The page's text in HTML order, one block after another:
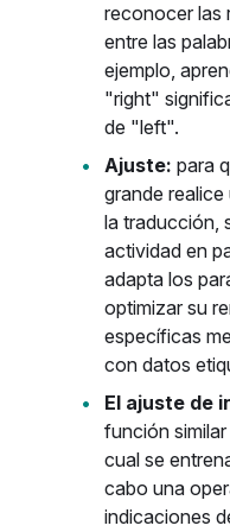
reconocer las
entre las
ejemplo,
"right"
de "left".
Ajuste: para
grande
la traducción,
actividad en
adapta los
optimizar su
específicas
con datos
El ajuste de
función
cual se
cabo una
indicaciones